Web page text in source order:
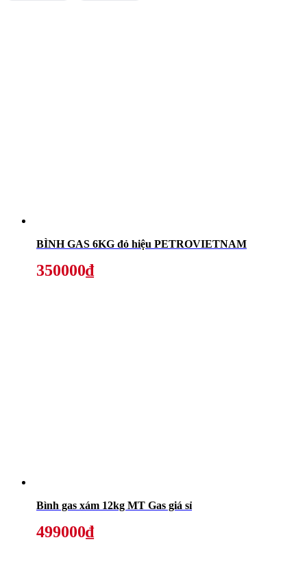
BÌNH GAS 6KG đỏ hiệu PETROVIETNAM
350000₫
Bình gas xám 12kg MT Gas giá sỉ
499000₫